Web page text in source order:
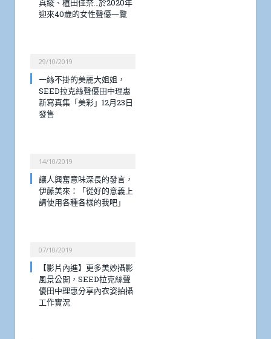
迎來40歲的女性聲優一覽
29/10/2019
一絲不掛的美麗大姐姐，
SEED拉克絲聲優田中理惠
新寫真集「美彩」12月23日
發售
14/10/2019
讓人興奮意味深長的發言，
伊藤美來：「從好的意義上
請使用各種各樣的我吧」
07/10/2019
【影片內進】更多美妙攝影
風景公開，SEED拉克絲聲
優田中理惠分享內衣姿拍攝
工作實況